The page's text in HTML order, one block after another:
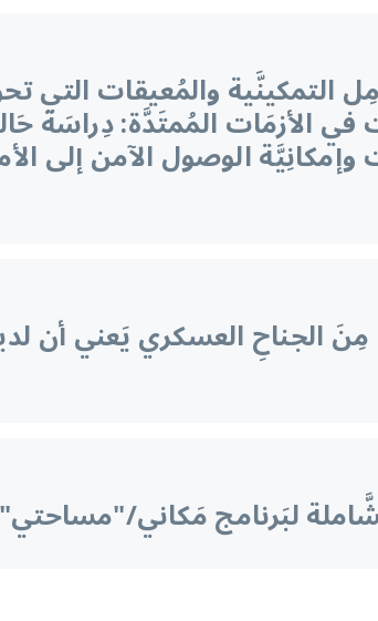
التمكينَّية والمُعيقات التي
في الأزمَات المُمتَدَّة: دِراسَة
الوصول الآمن إلى
الجناحِ العسكري يَعني أن
لبَرنامج مَكاني/